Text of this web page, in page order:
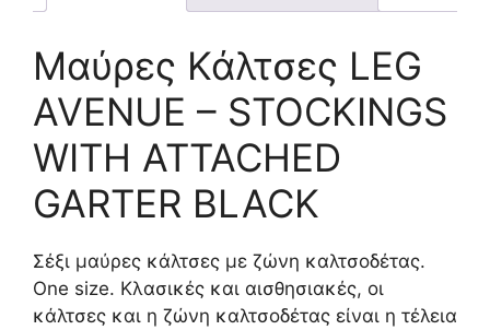
Μαύρες Κάλτσες LEG
AVENUE – STOCKINGS
WITH ATTACHED
GARTER BLACK
Σέξι μαύρες κάλτσες με ζώνη καλτσοδέτας.
One size. Κλασικές και αισθησιακές, οι
κάλτσες και η ζώνη καλτσοδέτας είναι η τέλεια